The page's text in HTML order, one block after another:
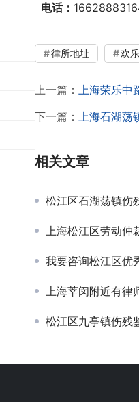
电话：
律所地址 欢
上一篇： 上海荣乐中
下一篇： 上海石湖荡
相关文章
松江区石湖荡镇伤
上海松江区劳动仲
我要咨询松江区优
上海莘闵附近有律
松江区九亭镇伤残